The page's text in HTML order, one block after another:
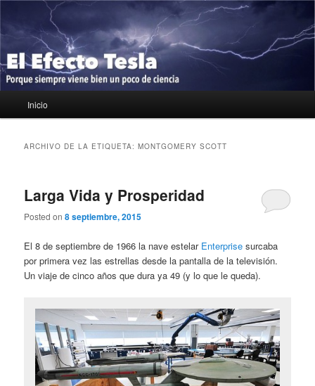
contenido
principal
contenido
secundario
El Efecto Tesla
Porque siempre viene bien un poco de ciencia
principal
Inicio
ARCHIVO DE LA ETIQUETA:MONTGOMERY SCOTT
Larga Vida y Prosperidad
Posted on8 septiembre, 2015
El 8 de septiembre de 1966 la nave estelar Enterprise surcaba
por primera vez las estrellas desde la pantalla de la televisión.
Un viaje de cinco años que dura ya 49 (y lo que le queda).